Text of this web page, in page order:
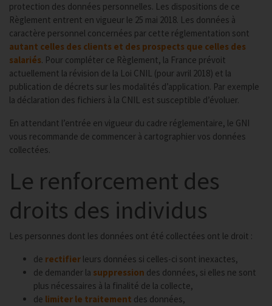
protection des données personnelles. Les dispositions de ce
Règlement entrent en vigueur le 25 mai 2018. Les données à
caractère personnel concernées par cette réglementation sont
autant celles des clients et des prospects que celles des
salariés. Pour compléter ce Règlement, la France prévoit
actuellement la révision de la Loi CNIL (pour avril 2018) et la
publication de décrets sur les modalités d’application. Par exemple
la déclaration des fichiers à la CNIL est susceptible d’évoluer.
En attendant l’entrée en vigueur du cadre réglementaire, le GNI
vous recommande de commencer à cartographier vos données
collectées.
Le renforcement des
droits des individus
Les personnes dont les données ont été collectées ont le droit :
de rectifier leurs données si celles-ci sont inexactes,
de demander la suppression des données, si elles ne sont
plus nécessaires à la finalité de la collecte,
de limiter le traitement des données,